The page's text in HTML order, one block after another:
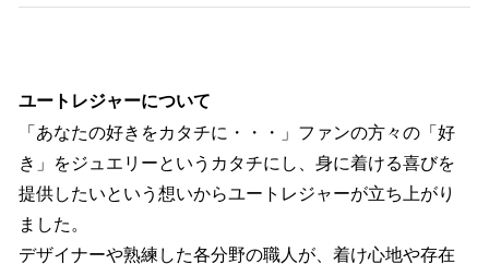
ユートレジャーについて
「あなたの好きをカタチに・・・」ファンの方々の「好
き」をジュエリーというカタチにし、身に着ける喜びを
提供したいという想いからユートレジャーが立ち上がり
ました。
デザイナーや熟練した各分野の職人が、着け心地や存在